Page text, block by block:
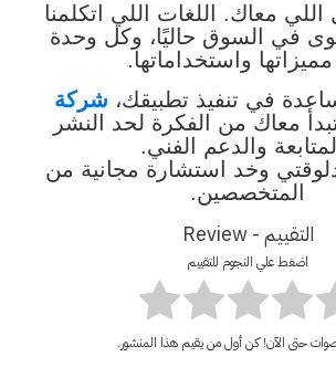
معاك. اللغات اللي اتكلمنا
في السوق حاليًا، وكل وحدة
مميزاتها واستخداماتها.
في تنفيذ تطبيقك، شركة
معاك من الفكرة لحد النشر
والدعم الفني.
وخد استشارة مجانية من
المتخصصين.
التقييم - Review
اضغط علي النجوم للتقييم
حتى الآن! كن أول من يقيم هذا المنشور.